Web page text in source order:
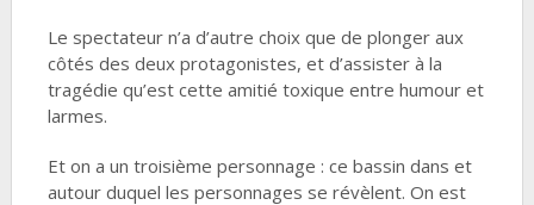
Le spectateur n’a d’autre choix que de plonger aux
côtés des deux protagonistes, et d’assister à la
tragédie qu’est cette amitié toxique entre humour et
larmes.
Et on a un troisième personnage : ce bassin dans et
autour duquel les personnages se révèlent. On est